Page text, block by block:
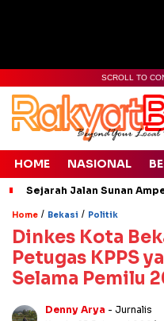
SCROLL TO
HOME NASIONAL
Sejarah Jalan Sunan
Home / Bekasi / Politik
Dinkes Kota
Petugas KPPS
Selama Pemilu
Denny Arya - Jurnalis